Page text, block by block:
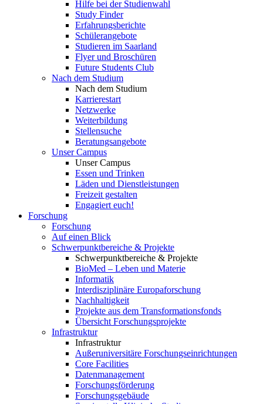
Hilfe bei der Studienwahl
Study Finder
Erfahrungsberichte
Schülerangebote
Studieren im Saarland
Flyer und Broschüren
Future Students Club
Nach dem Studium
Nach dem Studium
Karrierestart
Netzwerke
Weiterbildung
Stellensuche
Beratungsangebote
Unser Campus
Unser Campus
Essen und Trinken
Läden und Dienstleistungen
Freizeit gestalten
Engagiert euch!
Forschung
Forschung
Auf einen Blick
Schwerpunktbereiche & Projekte
Schwerpunktbereiche & Projekte
BioMed – Leben und Materie
Informatik
Interdisziplinäre Europaforschung
Nachhaltigkeit
Projekte aus dem Transformationsfonds
Übersicht Forschungsprojekte
Infrastruktur
Infrastruktur
Außeruniversitäre Forschungseinrichtungen
Core Facilities
Datenmanagement
Forschungsförderung
Forschungsgebäude